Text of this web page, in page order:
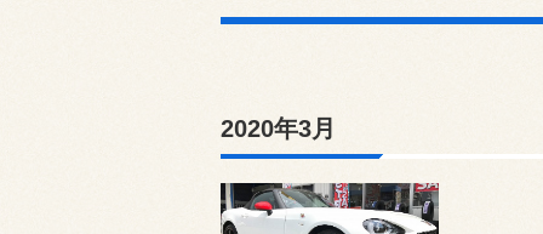
2020年3月